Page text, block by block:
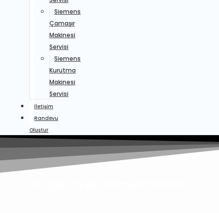
Siemens
Çamaşır
Makinesi
Servisi
Siemens
Kurutma
Makinesi
Servisi
İletişim
Randevu
Oluştur